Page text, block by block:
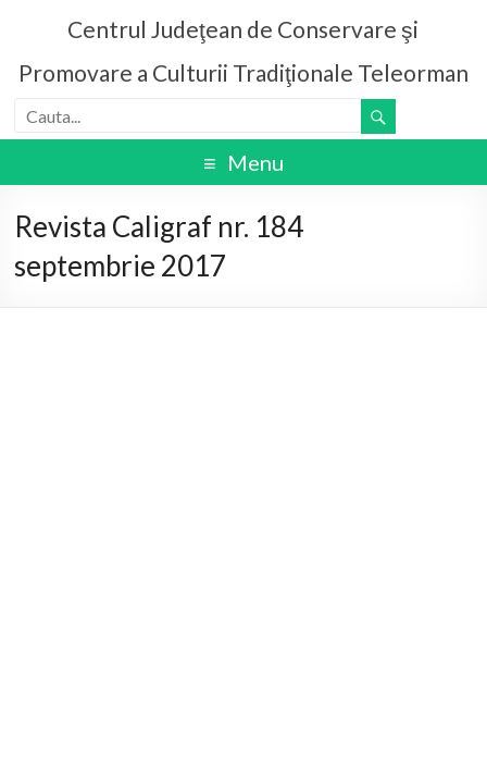
Centrul Judeţean de Conservare şi
Promovare a Culturii Tradiţionale Teleorman
Menu
Revista Caligraf nr. 184
septembrie 2017